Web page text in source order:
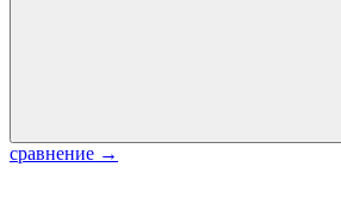
сравнение →